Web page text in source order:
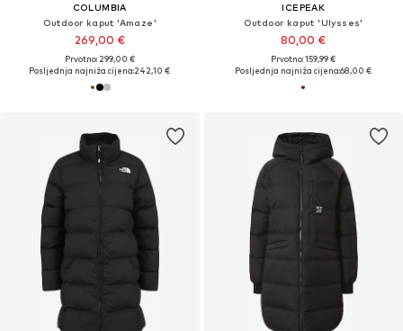
COLUMBIA
Outdoor kaput 'Amaze'
269,00 €
Prvotno: 299,00 €
Posljednja najniža cijena:242,10 €
ICEPEAK
Outdoor kaput 'Ulysses'
80,00 €
Prvotno: 159,99 €
Posljednja najniža cijena:68,00 €